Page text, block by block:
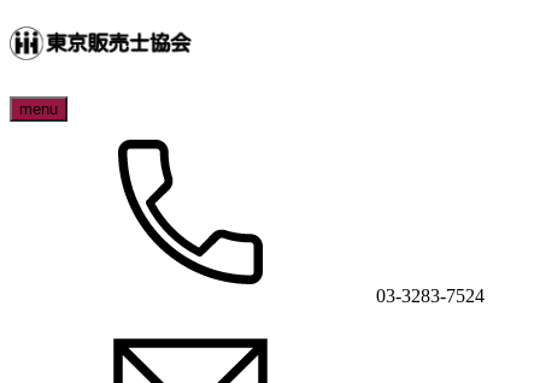
menu
03-3283-7524